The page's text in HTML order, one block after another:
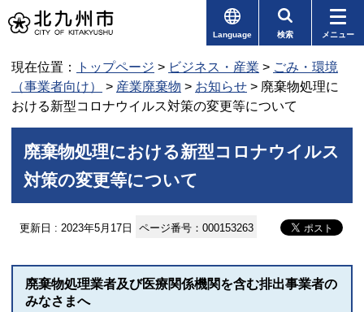
Language 検索 メニュー
現在位置： トップページ > ビジネス・産業 > ごみ・環境
（事業者向け）
> 産業廃棄物 > お知らせ > 廃棄物処理に
おける新型コロナウイルス対策の変更等について
廃棄物処理における新型コロナウイルス
対策の変更等について
更新日 : 2023年5月17日 ページ番号：000153263
廃棄物処理業者及び医療関係機関を含む排出事業者の
みなさまへ